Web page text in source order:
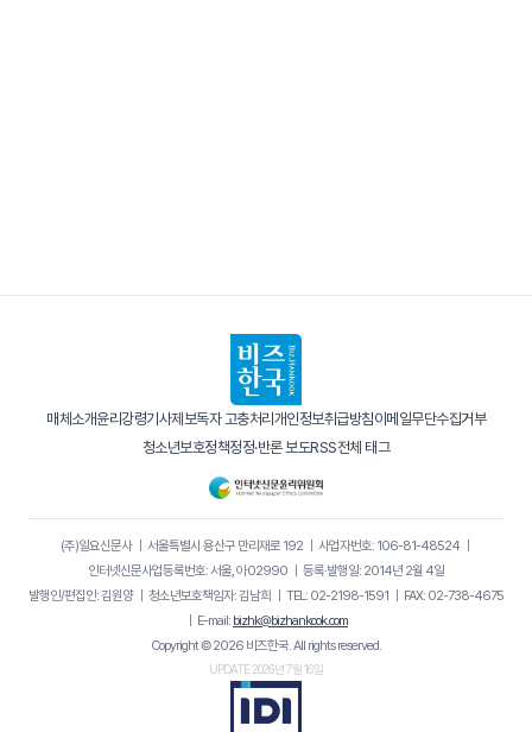
매체소개윤리강령기사제보독자 고충처리개인정보취급방침이메일무단수집거부
청소년보호정책정정·반론 보도RSS전체 태그
(주)일요신문사｜ 서울특별시 용산구 만리재로 192｜ 사업자번호: 106-81-48524｜
인터넷신문사업등록번호: 서울, 아02990 ｜ 등록·발행일: 2014년 2월 4일
발행인/편집인: 김원양｜ 청소년보호책임자: 김남희 ｜ TEL: 02-2198-1591 ｜ FAX: 02-738-4675
｜ E-mail: bizhk@bizhankook.com
Copyright © 2026 비즈한국. All rights reserved.
UPDATE 2026년 7월 16일